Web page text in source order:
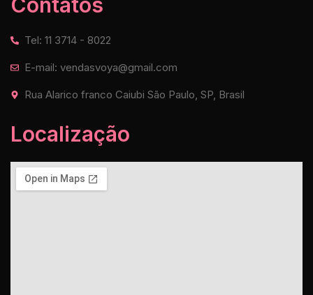
Tel: 11 3714 - 8022
E-mail: vendasvoya@gmail.com
Rua Alarico franco Caiubi São Paulo, SP, Brasil
Localização